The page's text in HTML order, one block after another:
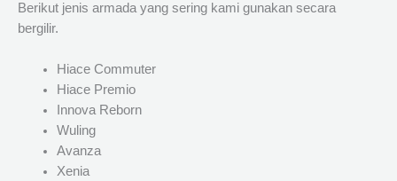
Berikut jenis armada yang sering kami gunakan secara
bergilir.
Hiace Commuter
Hiace Premio
Innova Reborn
Wuling
Avanza
Xenia